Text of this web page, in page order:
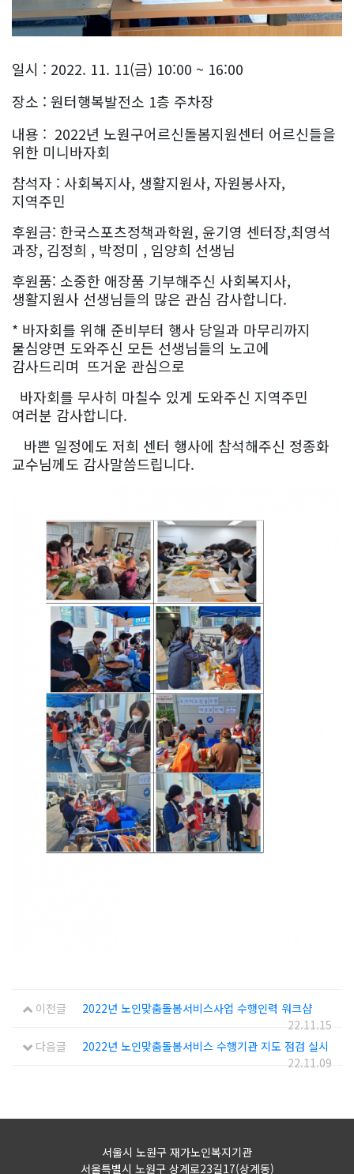
일시 : 2022. 11. 11(금) 10:00 ~ 16:00
장소 : 원터행복발전소 1층 주차장
내용 : 2022년 노원구어르신돌봄지원센터 어르신들을
위한 미니바자회
참석자 : 사회복지사, 생활지원사, 자원봉사자,
지역주민
후원금: 한국스포츠정책과학원, 윤기영 센터장,최영석
과장, 김정희 , 박정미 , 임양희 선생님
후원품: 소중한 애장품 기부해주신 사회복지사,
생활지원사 선생님들의 많은 관심 감사합니다.
* 바자회를 위해 준비부터 행사 당일과 마무리까지
물심양면 도와주신 모든 선생님들의 노고에
감사드리며 뜨거운 관심으로
바자회를 무사히 마칠수 있게 도와주신 지역주민
여러분 감사합니다.
바쁜 일정에도 저희 센터 행사에 참석해주신 정종화
교수님께도 감사말씀드립니다.
이전글
2022년 노인맞춤돌봄서비스사업 수행인력 워크샵
22.11.15
다음글
2022년 노인맞춤돌봄서비스 수행기관 지도 점검 실시
22.11.09
서울시 노원구 재가노인복지기관
서울특별시 노원구 상계로23길17(상계동)